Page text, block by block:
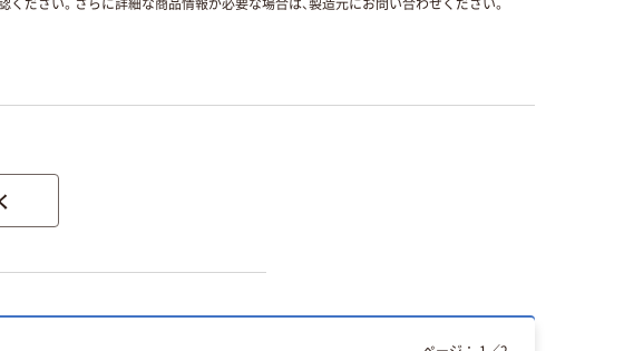
ださい。さらに詳細な商品情報が必要な場合は、製造元にお問い合わせください。